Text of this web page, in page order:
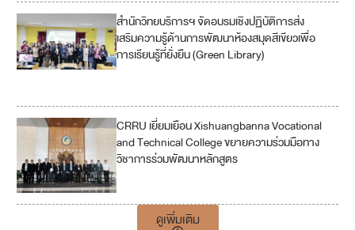
สำนักวิทยบริการฯ จัดอบรมเชิงปฏิบัติการส่ง
เสริมความรู้ด้านการพัฒนาห้องสมุดสีเขียวเพื่อ
การเรียนรู้ที่ยั่งยืน (Green Library)
CRRU เยี่ยมเยือน Xishuangbanna Vocational
and Technical College ขยายความร่วมมือทาง
วิชาการร่วมพัฒนาหลักสูตร
ดูเพิ่มเติม